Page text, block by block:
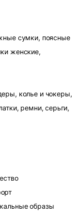
сумки, поясные
женские,
колье и чокеры,
ремни, серьги,
образы